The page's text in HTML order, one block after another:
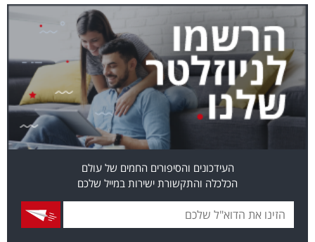
העידכונים והסיפורים החמים של עולם
הכלכלה והתקשורת ישירות במייל שלכם